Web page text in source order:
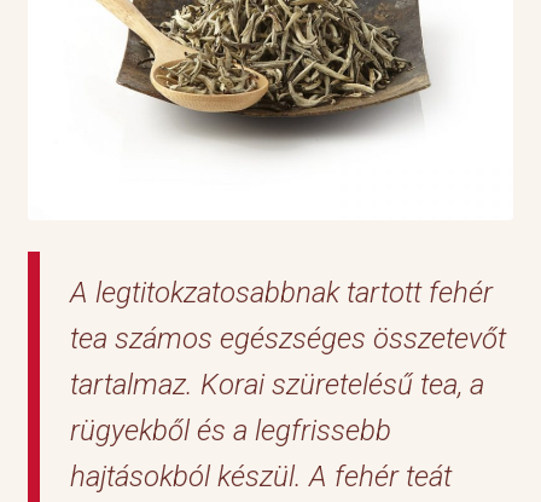
A legtitokzatosabbnak tartott fehér
tea számos egészséges összetevőt
tartalmaz. Korai szüretelésű tea, a
rügyekből és a legfrissebb
hajtásokból készül. A fehér teát